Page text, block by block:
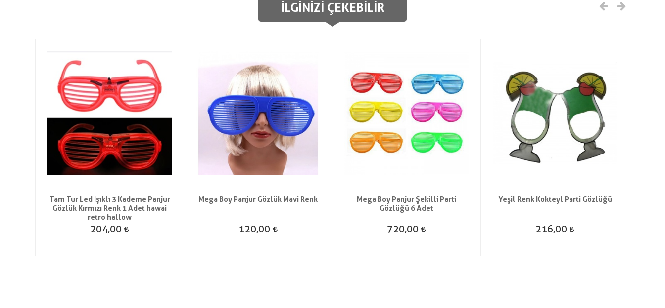
İLGINIZI ÇEKEBILIR
Tam Tur Led Işıklı 3 Kademe Panjur
Gözlük Kırmızı Renk 1 Adet hawai
retro hallow
204,00
Mega Boy Panjur Gözlük Mavi Renk
120,00
Mega Boy Panjur Şekilli Parti
Gözlüğü 6 Adet
720,00
Yeşil Renk Kokteyl Parti Gözlüğü
216,00